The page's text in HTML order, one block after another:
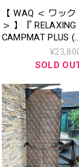
【 WAQ ＜ ワック
＞ 】『 RELAXING
CAMPMAT PLUS (
リラクシング キャ
ンプマット プラス
ル ) ‐ 』WAQ-
RCMDP1
SOLD